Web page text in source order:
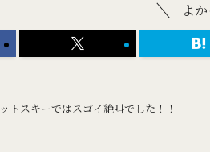
よ
トスキーではスゴイ絶叫でした！！